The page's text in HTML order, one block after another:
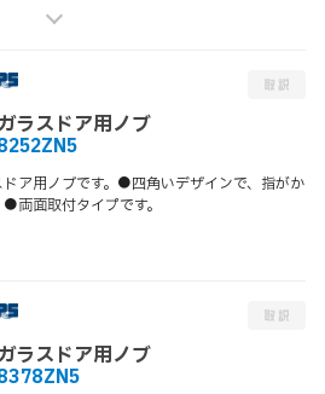
ラスドア用ノブ
ア用ノブです。●四角いデザインで、指がか
両面取付タイプです。
ラスドア用ノブ